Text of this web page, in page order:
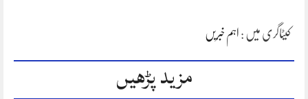
کیٹاگری میں : اہم خبریں
مزید پڑھیں